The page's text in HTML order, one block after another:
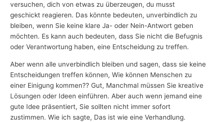
versuchen, dich von etwas zu überzeugen, du musst
geschickt reagieren. Das könnte bedeuten, unverbindlich zu
bleiben, wenn Sie keine klare Ja- oder Nein-Antwort geben
möchten. Es kann auch bedeuten, dass Sie nicht die Befugnis
oder Verantwortung haben, eine Entscheidung zu treffen.
Aber wenn alle unverbindlich bleiben und sagen, dass sie keine
Entscheidungen treffen können, Wie können Menschen zu
einer Einigung kommen?? Gut, Manchmal müssen Sie kreative
Lösungen oder Ideen einführen. Aber auch wenn jemand eine
gute Idee präsentiert, Sie sollten nicht immer sofort
zustimmen. Wie ich sagte, Das ist wie eine Verhandlung.